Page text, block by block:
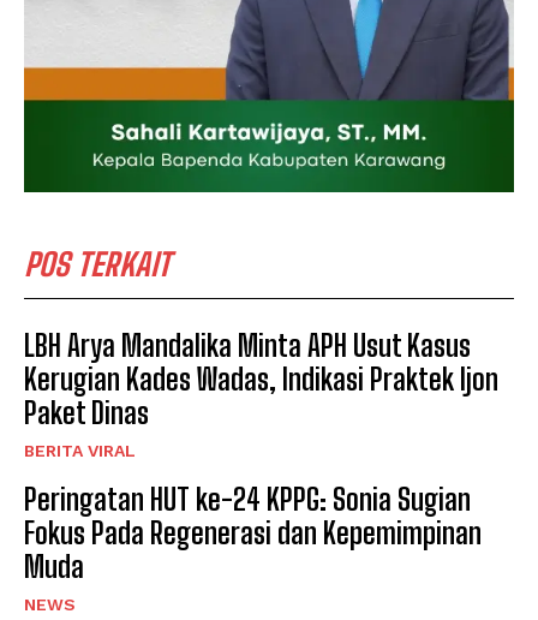
POS TERKAIT
LBH Arya Mandalika Minta APH Usut Kasus
Kerugian Kades Wadas, Indikasi Praktek Ijon
Paket Dinas
BERITA VIRAL
Peringatan HUT ke-24 KPPG: Sonia Sugian
Fokus Pada Regenerasi dan Kepemimpinan
Muda
NEWS